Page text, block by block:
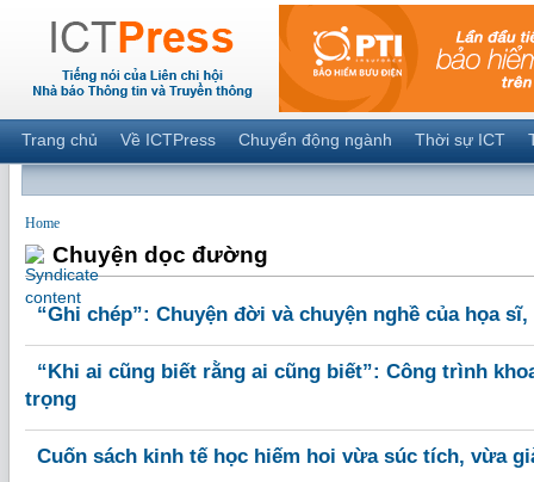
Trang chủ Về ICTPress Chuyển động ngành Thời sự ICT
Home
Chuyện dọc đường
“Ghi chép”: Chuyện đời và chuyện nghề của họa
“Khi ai cũng biết rằng ai cũng biết”: Công trình
trọng
Cuốn sách kinh tế học hiếm hoi vừa súc tích, vừa